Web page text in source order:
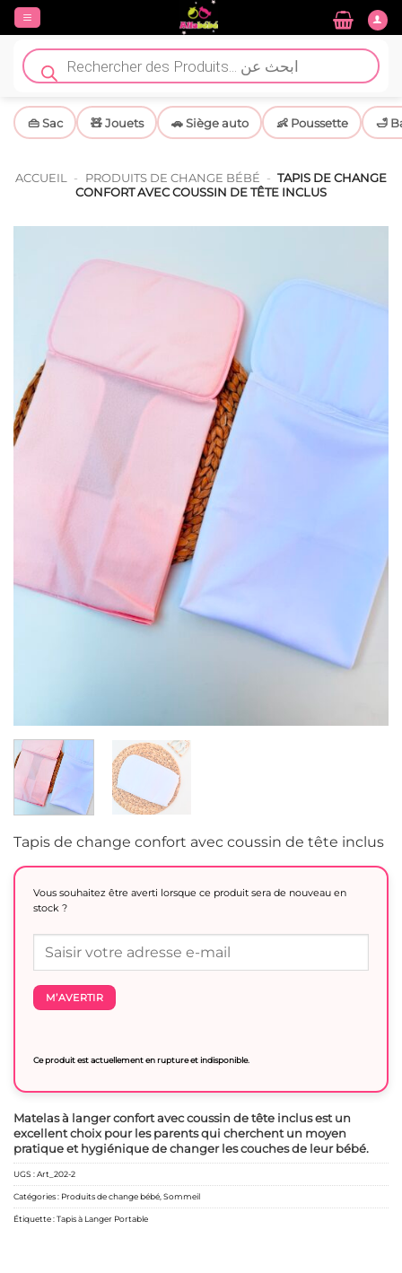
Passer
contenu
Recherche
de
produits
👜 Sac 🧸 Jouets 🚗 Siège auto 👶 Poussette 🛁
ACCUEIL - PRODUITS DE CHANGE BÉBÉ - TAPIS DE CHANGE
CONFORT AVEC COUSSIN DE TÊTE INCLUS
Tapis de change confort avec coussin de tête inclus
Matelas à langer confort avec coussin de tête inclus est un
excellent choix pour les parents qui cherchent un moyen
pratique et hygiénique de changer les couches de leur bébé.
Vous souhaitez être averti lorsque ce produit sera de nouveau en
stock ?
M’AVERTIR
Ce produit est actuellement en rupture et indisponible.
UGS :Art_202-2
Catégories : Produits de change bébé Sommeil
Étiquette :Tapis à Langer Portable